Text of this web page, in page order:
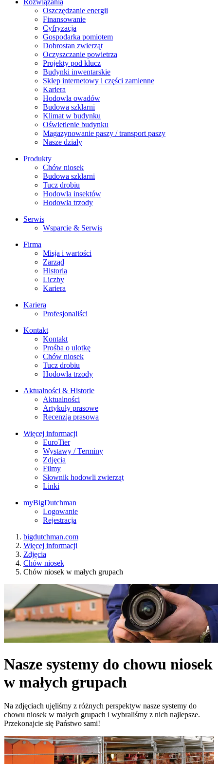
Rozwiązania
​Oszczędzanie energii
Finansowanie
Cyfryzacja
Gospodarka pomiotem
Dobrostan zwierząt
Oczyszczanie powietrza
Projekty pod klucz
Budynki inwentarskie
Sklep internetowy i części zamienne
Kariera
Hodowla owadów
Budowa szklarni
Klimat w budynku
Oświetlenie budynku
Magazynowanie paszy / transport paszy
Nasze działy
Produkty
Chów niosek
Budowa szklarni
Tucz drobiu
Hodowla insektów
Hodowla trzody
Serwis
Wsparcie & Serwis
Firma
Misja i wartości
Zarząd
Historia
Liczby
Kariera
Kariera
Profesjonaliści
Kontakt
Kontakt
Prośba o ulotkę
Chów niosek
Tucz drobiu
Hodowla trzody
Aktualności & Historie
Aktualności
Artykuły prasowe
Recenzja prasowa
Więcej informacji
EuroTier
Wystawy / Terminy
Zdjęcia
Filmy
Słownik hodowli zwierząt
Linki
myBigDutchman
Logowanie
Rejestracja
bigdutchman.com
Więcej informacji
Zdjęcia
Chów niosek
Chów niosek w małych grupach
Nasze systemy do chowu niosek
w małych grupach
Na zdjęciach ujęliśmy z różnych perspektyw nasze systemy do
chowu niosek w małych grupach i wybraliśmy z nich najlepsze.
Przekonajcie się Państwo sami!